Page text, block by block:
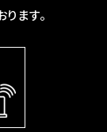
ます。